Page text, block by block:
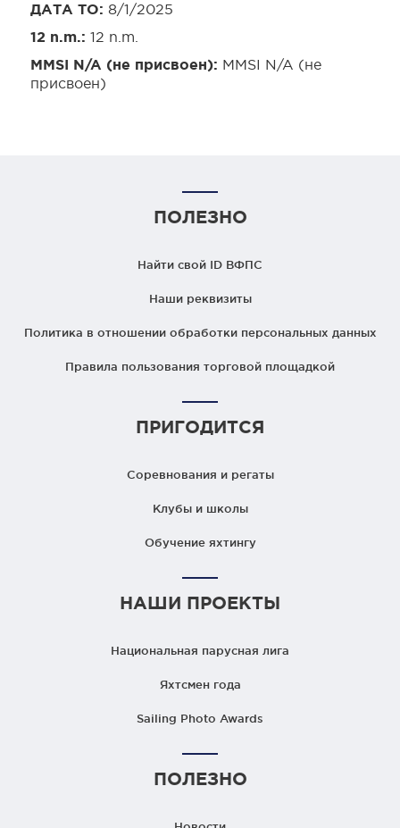
ДАТА ТО: 8/1/2025
12 n.m.: 12 n.m.
MMSI N/A (не присвоен): MMSI N/A (не
присвоен)
ПОЛЕЗНО
Найти свой ID ВФПС
Наши реквизиты
Политика в отношении обработки персональных данных
Правила пользования торговой площадкой
ПРИГОДИТСЯ
Соревнования и регаты
Клубы и школы
Обучение яхтингу
НАШИ ПРОЕКТЫ
Национальная парусная лига
Яхтсмен года
Sailing Photo Awards
ПОЛЕЗНО